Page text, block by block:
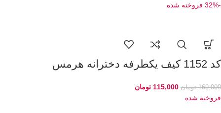
-32%
فروخته شده
کد 1152 کیف یکطرفه دخترانه هرمس
169,000 تومان 115,000 تومان
فروخته شده